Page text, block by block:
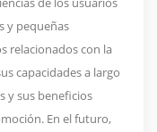
y pequeñas
relacionados con la
capacidades a largo
y sus beneficios
En el futuro,